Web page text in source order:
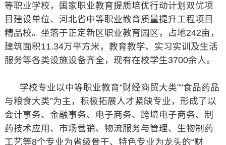
等职业学校，国家职业教育提质培优行动计划双优项
目建设单位、河北省中等职业教育质量提升工程项目
精品校。坐落于正定新区职业教育园区，占地242亩，
建筑面积11.34万平方米，教育教学、实习实训及生活
服务等各类设施设备齐全，现有在校学生3700余人。
学校专业以中等职业教育“财经商贸大类”“食品药品
与粮食大类”为主，积极拓展人才紧缺专业，形成了以
会计事务、金融事务、电子商务、跨境电子商务、制
药技术应用、市场营销、物流服务与管理、生物制药
工艺等8个专业为省级骨干、特色专业为龙头的“财